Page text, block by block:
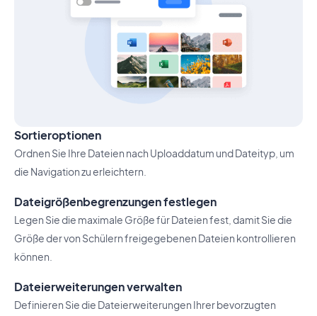
Sortieroptionen
Ordnen Sie Ihre Dateien nach Uploaddatum und Dateityp, um
die Navigation zu erleichtern.
Dateigrößenbegrenzungen festlegen
Legen Sie die maximale Größe für Dateien fest, damit Sie die
Größe der von Schülern freigegebenen Dateien kontrollieren
können.
Dateierweiterungen verwalten
Definieren Sie die Dateierweiterungen Ihrer bevorzugten